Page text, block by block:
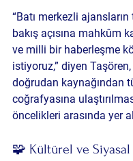
“Batı merkezli ajansların
bakış açısına mahkûm
ve milli bir haberleşme
istiyoruz,” diyen
doğrudan kaynağından
coğrafyasına
öncelikleri arasında yer
🧩 Kültürel ve Siyasal